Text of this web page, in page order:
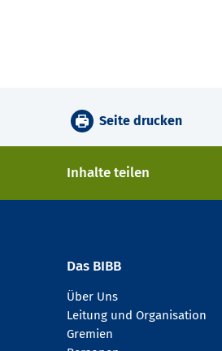
Seite drucken
Inhalte teilen
Das BIBB
Über Uns
Leitung und Organisation
Gremien